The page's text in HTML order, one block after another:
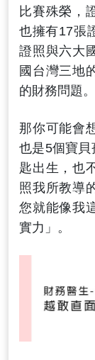
比賽殊榮，
也擁有17張
證照與六大
國台灣三地
的財務問題。
那你可能會
也是5個寶
匙出生，也
照我所教導
您就能像我
實力」。